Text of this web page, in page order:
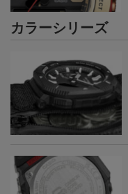
カラーシリーズ